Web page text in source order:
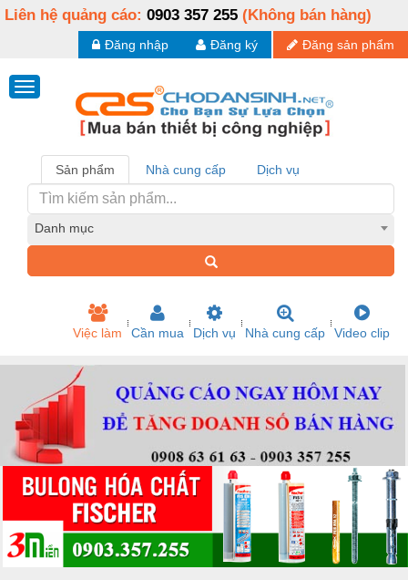
Liên hệ quảng cáo: 0903 357 255 (Không bán hàng)
Đăng sản phẩm
Đăng ký
Đăng nhập
Sản phẩm Nhà cung cấp Dịch vụ
Danh mục
Việc làm Cần mua Dịch vụ Nhà cung cấp Video clip